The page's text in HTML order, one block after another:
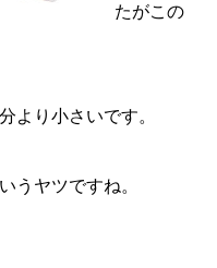
たがこの
より小さいです。
うヤツですね。